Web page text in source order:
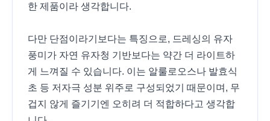
한 제품이라 생각합니다.
다만 단점이라기보다는 특징으로, 드레싱의 유자
풍미가 자연 유자청 기반보다는 약간 더 라이트하
게 느껴질 수 있습니다. 이는 알룰로오스나 발효식
초 등 저자극 성분 위주로 구성되었기 때문이며, 무
겁지 않게 즐기기엔 오히려 더 적합하다고 생각합